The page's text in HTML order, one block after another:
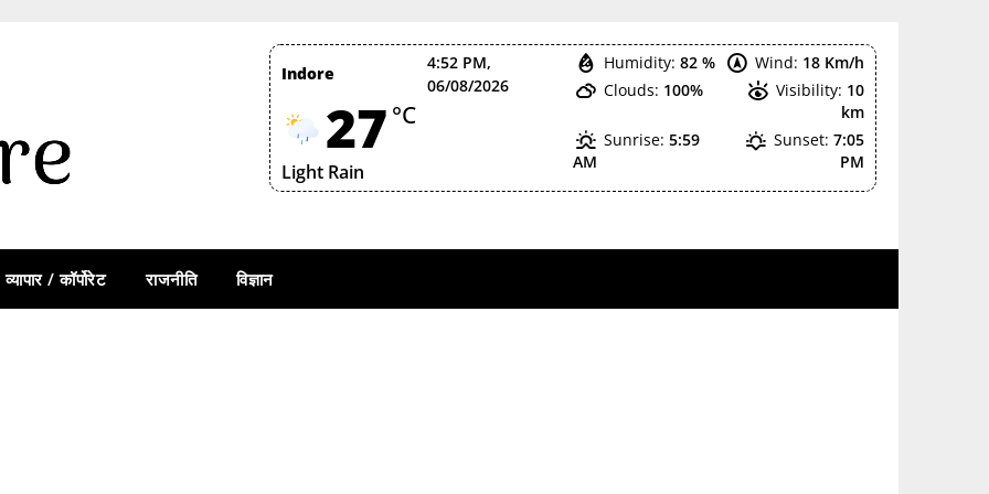
Indore
4:52 PM,
06/08/2026
27 °C
Light Rain
Humidity: 82 % Wind: 18 Km/h
Clouds: 100% Visibility: 10
km
Sunrise: 5:59
AM
Sunset: 7:05
PM
व्यापार / कॉर्पोरेट राजनीति विज्ञान